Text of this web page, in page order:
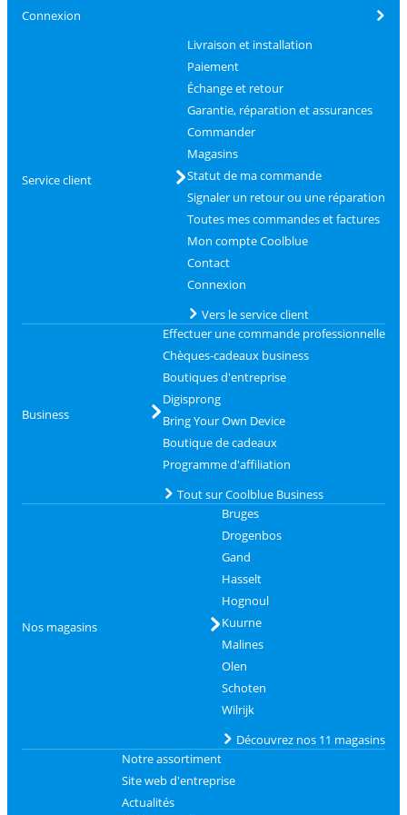
Connexion
Service client
Livraison et installation
Paiement
Échange et retour
Garantie, réparation et assurances
Commander
Magasins
Statut de ma commande
Signaler un retour ou une réparation
Toutes mes commandes et factures
Mon compte Coolblue
Contact
Connexion
Vers le service client
Business
Effectuer une commande professionnelle
Chèques-cadeaux business
Boutiques d'entreprise
Digisprong
Bring Your Own Device
Boutique de cadeaux
Programme d'affiliation
Tout sur Coolblue Business
Nos magasins
Bruges
Drogenbos
Gand
Hasselt
Hognoul
Kuurne
Malines
Olen
Schoten
Wilrijk
Découvrez nos 11 magasins
Notre assortiment
Site web d'entreprise
Actualités